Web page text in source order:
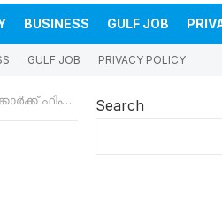
BUSINESS GULF JOB
GULF JOB PRIVACY POLICY
നിർബന്ധം
Search